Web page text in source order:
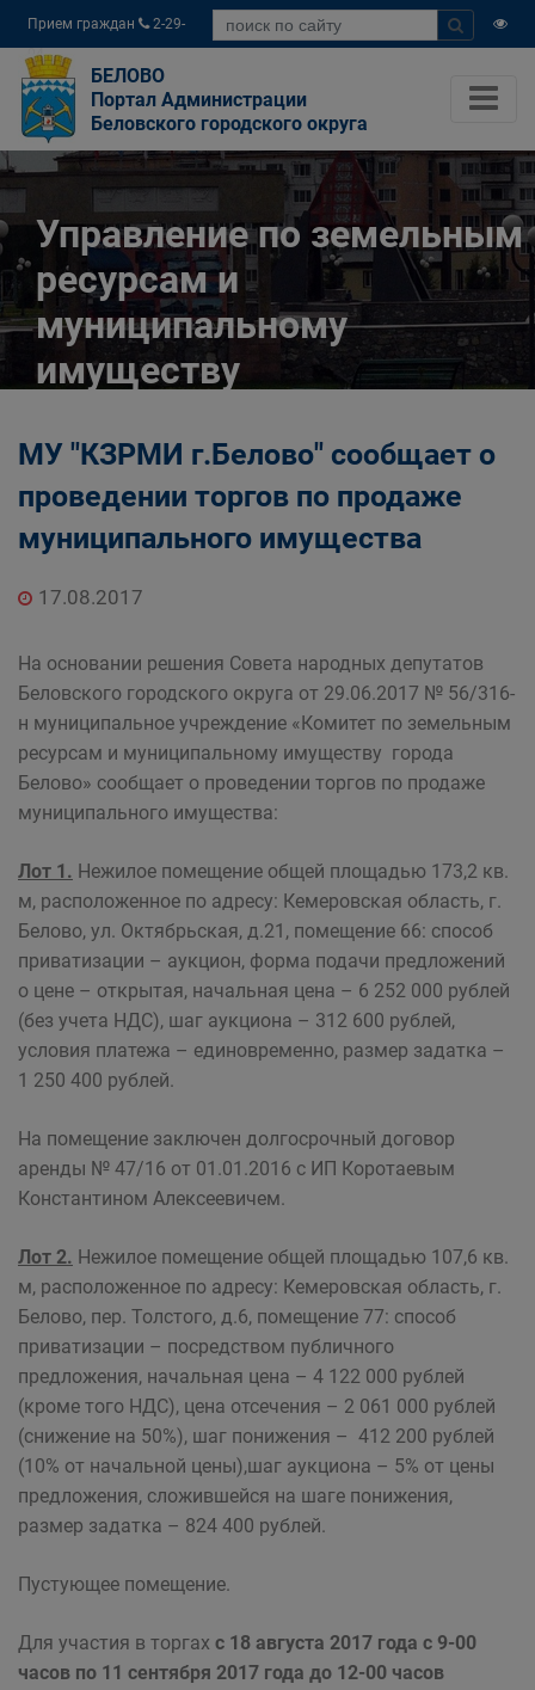
Прием граждан
2-29-
04
БЕЛОВО
Портал Администрации
Беловского городского округа
Управление по земельным
ресурсам и
муниципальному
имуществу
Беловского городского
округа
Структурные подразделения Администрации
Управление по земельным ресурсам и
муниципальному имуществу Администрации
Беловского городского округа
МУ "КЗРМИ г.Белово" сообщает о
проведении торгов по продаже
муниципального имущества
17.08.2017
На основании решения Совета народных депутатов
Беловского городского округа от 29.06.2017 № 56/316-
н муниципальное учреждение «Комитет по земельным
ресурсам и муниципальному имуществу города
Белово» сообщает о проведении торгов по продаже
муниципального имущества:
Лот 1. Нежилое помещение общей площадью 173,2 кв.
м, расположенное по адресу: Кемеровская область, г.
Белово, ул. Октябрьская, д.21, помещение 66: способ
приватизации – аукцион, форма подачи предложений
о цене – открытая, начальная цена – 6 252 000 рублей
(без учета НДС), шаг аукциона – 312 600 рублей,
условия платежа – единовременно, размер задатка –
1 250 400 рублей.
На помещение заключен долгосрочный договор
аренды № 47/16 от 01.01.2016 с ИП Коротаевым
Константином Алексеевичем.
Лот 2. Нежилое помещение общей площадью 107,6 кв.
м, расположенное по адресу: Кемеровская область, г.
Белово, пер. Толстого, д.6, помещение 77: способ
приватизации – посредством публичного
предложения, начальная цена – 4 122 000 рублей
(кроме того НДС), цена отсечения – 2 061 000 рублей
(снижение на 50%), шаг понижения – 412 200 рублей
(10% от начальной цены),шаг аукциона – 5% от цены
предложения, сложившейся на шаге понижения,
размер задатка – 824 400 рублей.
Пустующее помещение.
Для участия в торгах с 18 августа 2017 года с 9-00
часов по 11 сентября 2017 года до 12-00 часов